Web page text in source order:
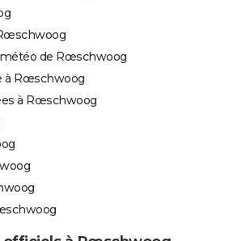
de Rœschwoog
à Rœschwoog
à Rœschwoog